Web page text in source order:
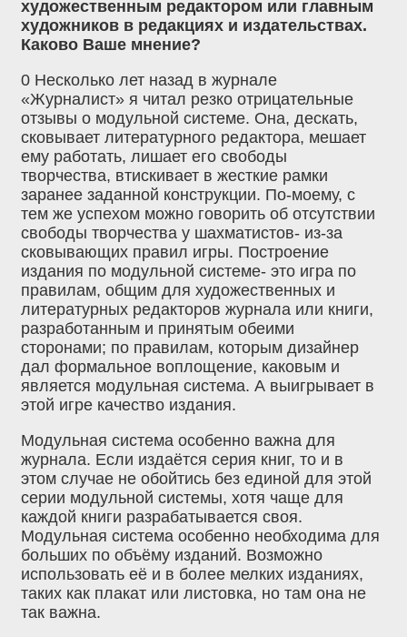
художественным редактором или главным
художников в редакциях и издательствах.
Каково Ваше мнение?
0 Несколько лет назад в журнале
«Журналист» я читал резко отрицательные
отзывы о модульной системе. Она, дескать,
сковывает литературного редактора, мешает
ему работать, лишает его свободы
творчества, втискивает в жесткие рамки
заранее заданной конструкции. По-моему, с
тем же успехом можно говорить об отсутствии
свободы творчества у шахматистов- из-за
сковывающих правил игры. Построение
издания по модульной системе- это игра по
правилам, общим для художественных и
литературных редакторов журнала или книги,
разработанным и принятым обеими
сторонами; по правилам, которым дизайнер
дал формальное воплощение, каковым и
является модульная система. А выигрывает в
этой игре качество издания.
Модульная система особенно важна для
журнала. Если издаётся серия книг, то и в
этом случае не обойтись без единой для этой
серии модульной системы, хотя чаще для
каждой книги разрабатывается своя.
Модульная система особенно необходима для
больших по объёму изданий. Возможно
использовать её и в более мелких изданиях,
таких как плакат или листовка, но там она не
так важна.